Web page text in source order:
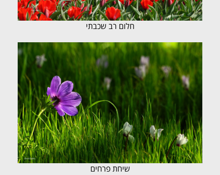
חלום רב שכבתי
שיחת פרחים